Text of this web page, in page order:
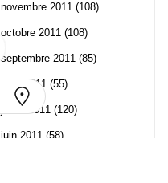
novembre 2011 (108)
octobre 2011 (108)
septembre 2011 (85)
août 2011 (55)
juillet 2011 (120)
juin 2011 (58)